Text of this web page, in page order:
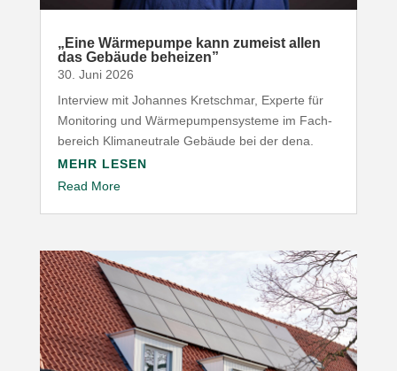
„ Eine Wärme­pumpe kann zumeist allen
das Gebäude beheizen”
30. Juni 2026
Interview mit Johannes Kret­schmar, Experte für
Moni­toring und Wärme­pum­pen­systeme im Fach­
be­reich Klima­neu­trale Gebäude bei der dena.
MEHR LESEN
Read More